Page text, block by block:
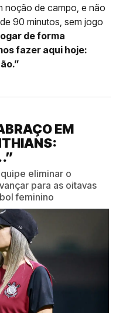
noção de campo, e não
90 minutos, sem jogo
de forma
fazer aqui hoje:
EM
eliminar o
para as oitavas
feminino